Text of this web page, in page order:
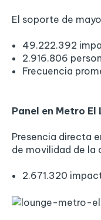
El soporte de
49.222.392
2.916.806
Frecuencia
Panel en Metro El
Presencia directa
de movilidad de la
2.671.320